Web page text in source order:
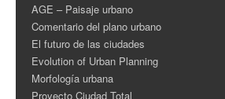
AGE – Paisaje urbano
Comentario del plano urbano
El futuro de las ciudades
Evolution of Urban Planning
Morfología urbana
Proyecto Ciudad Total